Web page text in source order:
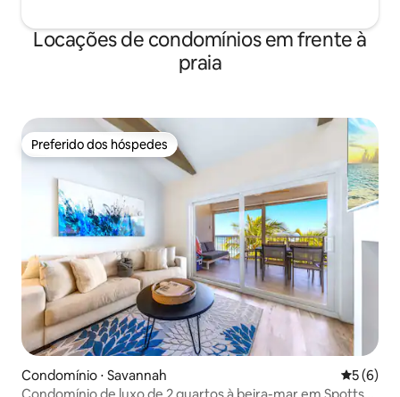
Locações de condomínios em frente à
praia
Preferido dos hóspedes
Preferido dos hóspedes
Condomínio ⋅ Savannah 5 de
5 (6)